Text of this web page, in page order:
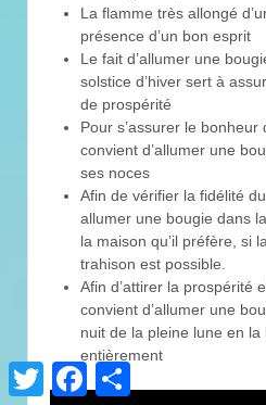
La flamme très allongé
présence d’un bon esprit
Le fait d’allumer une
solstice d’hiver sert à
de prospérité
Pour s’assurer le
convient d’allumer une
ses noces
Afin de vérifier la fidélité
allumer une bougie dans
la maison qu’il préfère, si
trahison est possible.
Afin d’attirer la prospérité
convient d’allumer une
nuit de la pleine lune en
entièrement
Lecteur
Twitter Facebook